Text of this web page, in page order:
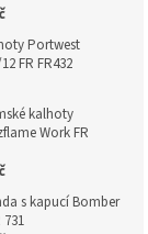
Portwest
FR FR432
kalhoty
Work FR
s kapucí Bomber